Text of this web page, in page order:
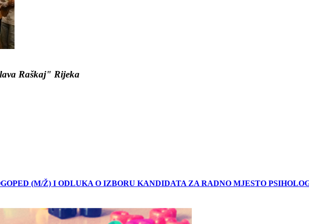
Raškaj" Rijeka
(M/Ž) I ODLUKA O IZBORU KANDIDATA ZA RADNO MJESTO